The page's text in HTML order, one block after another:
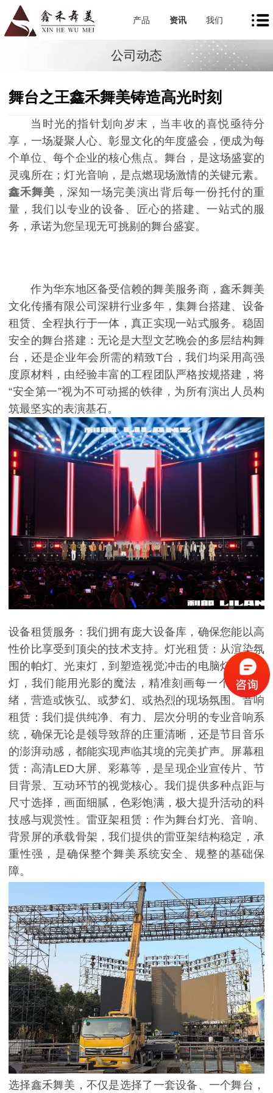
产品 资讯 我们
公司动态
舞台之王鑫禾舞美铸造高光时刻
当时光的指针划向岁末，当丰收的喜悦亟待分
享，一场凝聚人心、彰显文化的年度盛会，便成为每
个单位、每个企业的核心焦点。舞台，是这场盛宴的
灵魂所在；灯光音响，是点燃现场激情的关键元素。
鑫禾舞美 ，深知一场完美演出背后每一份托付的重
量，我们以专业的设备、匠心的搭建、一站式的服
务，承诺为您呈现无可挑剔的舞台盛宴。
作为华东地区备受信赖的舞美服务商，鑫禾舞美
文化传播有限公司深耕行业多年，集舞台搭建、设备
租赁、全程执行于一体，真正实现一站式服务。稳固
安全的舞台搭建：无论是大型文艺晚会的多层结构舞
台，还是企业年会所需的精致T台，我们均采用高强
度原材料，由经验丰富的工程团队严格按规搭建，将
“安全第一”视为不可动摇的铁律，为所有演出人员构
筑最坚实的表演基石。
设备租赁服务：我们拥有庞大设备库，确保您能以高
性价比享受到顶尖的技术支持。灯光租赁：从渲染氛
围的帕灯、光束灯，到塑造视觉冲击的电脑灯、染色
灯，我们能用光影的魔法，精准刻画每一个表演情
绪，营造或恢弘、或梦幻、或热烈的现场氛围。音响
租赁：我们提供纯净、有力、层次分明的专业音响系
统，确保无论是领导致辞的庄重清晰，还是节目音乐
的澎湃动感，都能实现声临其境的完美扩声。屏幕租
赁：高清LED大屏、彩幕等，是呈现企业宣传片、节
目背景、互动环节的视觉核心。我们提供多种点距与
尺寸选择，画面细腻，色彩饱满，极大提升活动的科
技感与观赏性。雷亚架租赁：作为舞台灯光、音响、
背景屏的承载骨架，我们提供的雷亚架结构稳定，承
重性强，是确保整个舞美系统安全、规整的基础保
障。
选择鑫禾舞美，不仅是选择了一套设备、一个舞台，